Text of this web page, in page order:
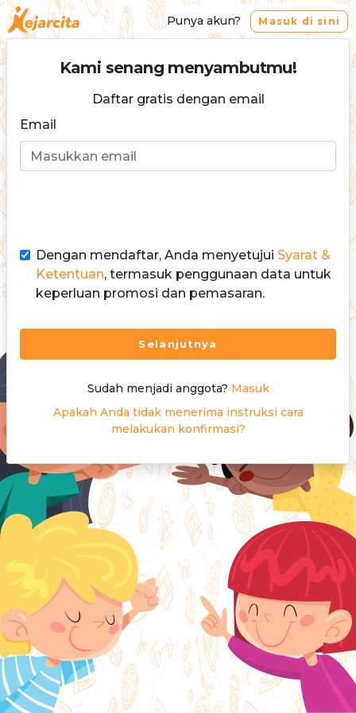
Punya akun? Masuk di sini
Kami senang menyambutmu!
Daftar gratis dengan email
Email
Dengan mendaftar, Anda menyetujui Syarat &
Ketentuan, termasuk penggunaan data untuk
keperluan promosi dan pemasaran.
Selanjutnya
Sudah menjadi anggota? Masuk
Apakah Anda tidak menerima instruksi cara
melakukan konfirmasi?